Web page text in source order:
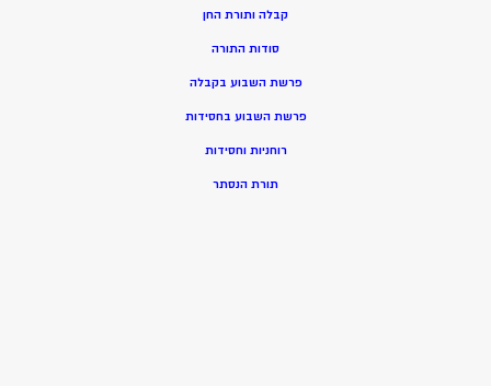
קבלה ותורת החן
סודות התורה
פרשת השבוע בקבלה
פרשת השבוע בחסידות
רוחניות וחסידות
תורת הנסתר